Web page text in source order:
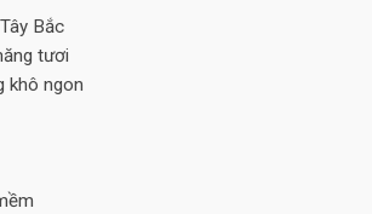
Bắc
tươi
khô ngon